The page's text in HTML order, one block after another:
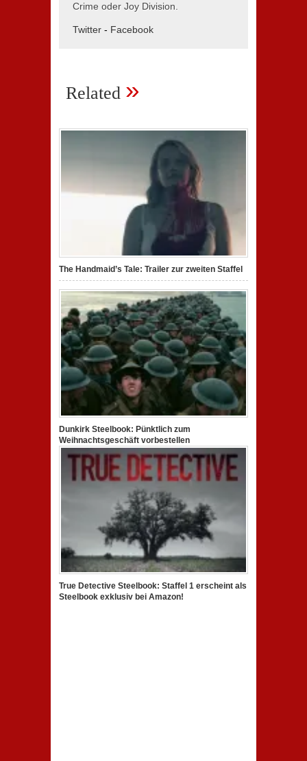
Crime oder Joy Division.
Twitter - Facebook
Related »
The Handmaid’s Tale: Trailer zur zweiten Staffel
Dunkirk Steelbook: Pünktlich zum
Weihnachtsgeschäft vorbestellen
True Detective Steelbook: Staffel 1 erscheint als
Steelbook exklusiv bei Amazon!